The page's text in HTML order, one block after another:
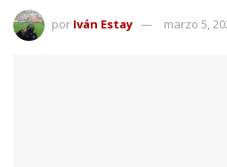
por Iván Estay marzo 5,